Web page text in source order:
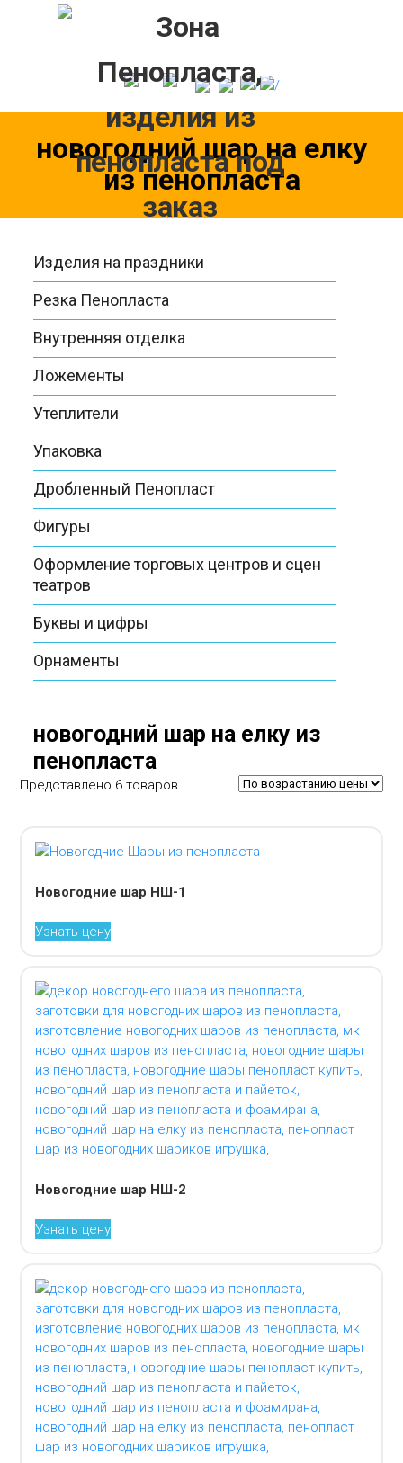
новогодний шар на елку
из пенопласта
новогодний шар на елку из
пенопласта
Представлено 6 товаров
Новогодние шар НШ-1
Узнать цену
Новогодние шар НШ-2
Узнать цену
Изделия на праздники
Резка Пенопласта
Внутренняя отделка
Ложементы
Утеплители
Упаковка
Дробленный Пенопласт
Фигуры
Оформление торговых центров и сцен
театров
Буквы и цифры
Орнаменты